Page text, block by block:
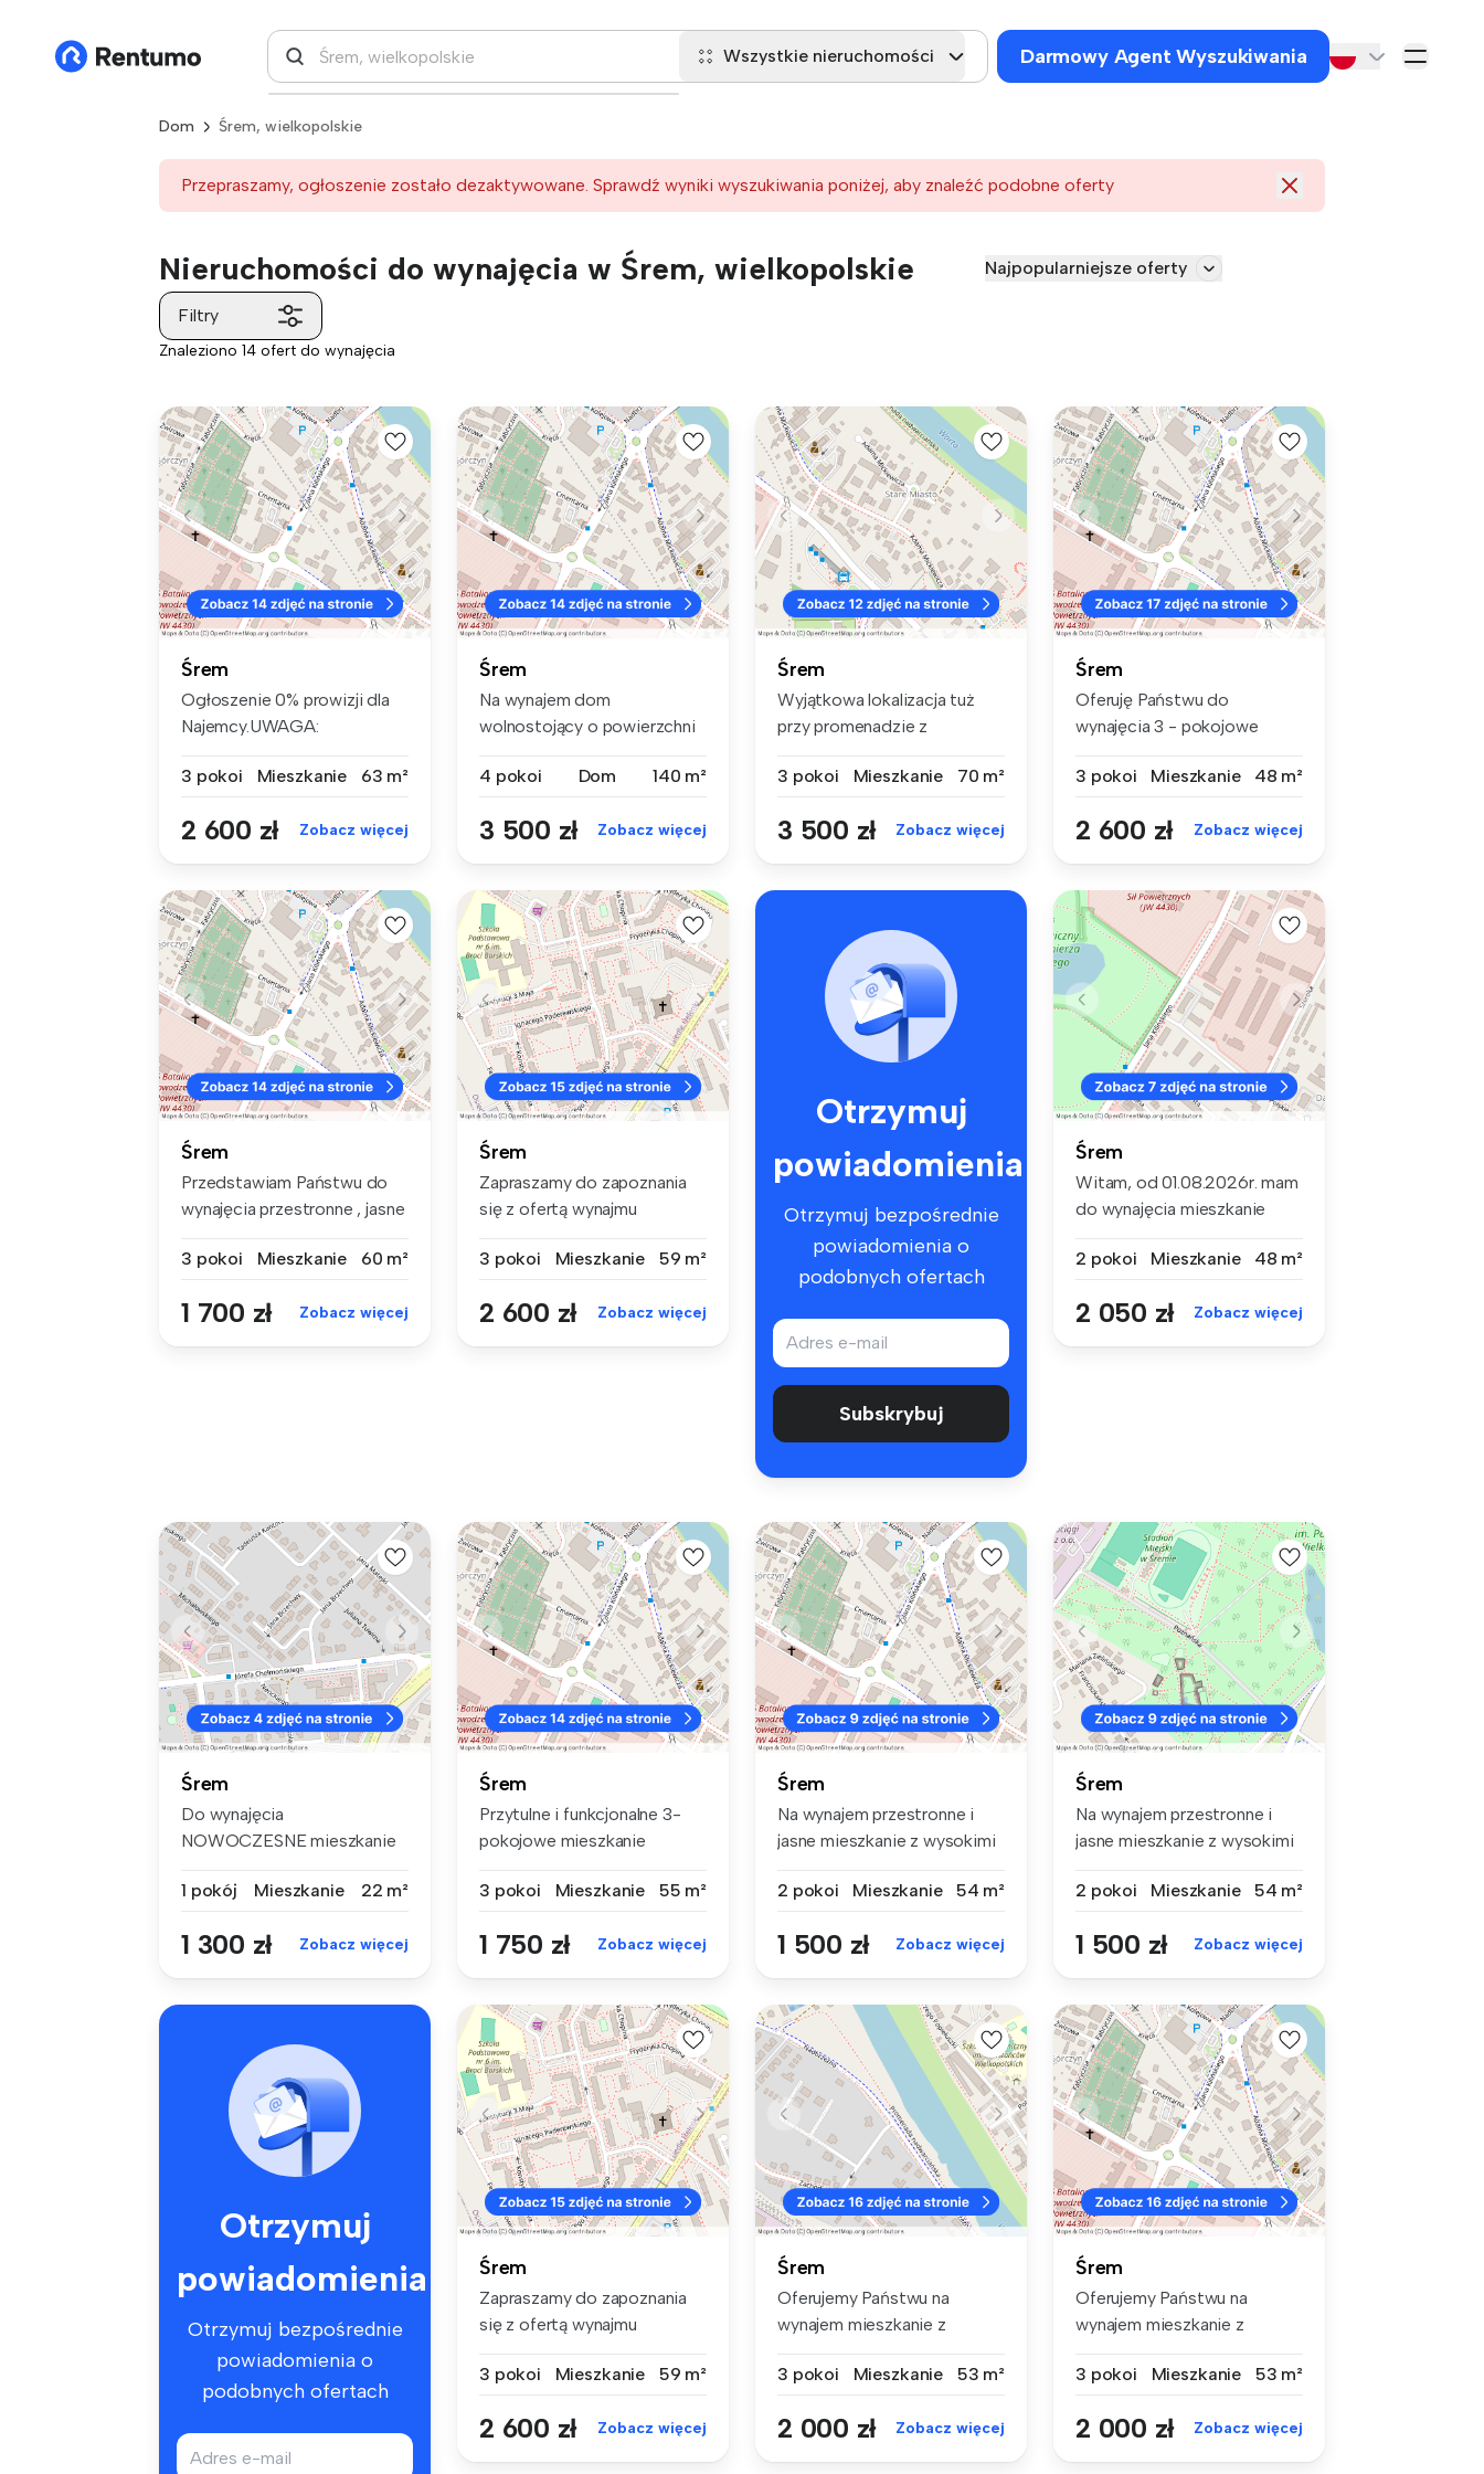
Wszystkie nieruchomości Darmowy Agent Wyszukiwania
Dom Śrem, wielkopolskie
Przepraszamy, ogłoszenie zostało dezaktywowane. Sprawdź wyniki wyszukiwania poniżej, aby znaleźć podobne oferty
Nieruchomości do wynajęcia w Śrem, wielkopolskie Najpopularniejsze oferty
Filtry
Znaleziono 14 ofert do wynajęcia
Śrem
Ogłoszenie 0% prowizji dla
Najemcy.UWAGA:
3 pokoi
Mieszkanie 63 m²
2 600 zł Zobacz więcej
Śrem
Na wynajem dom
wolnostojący o powierzchni
4 pokoi
Dom 140 m²
3 500 zł Zobacz więcej
Śrem
Wyjątkowa lokalizacja tuż
przy promenadzie z
3 pokoi
Mieszkanie 70 m²
3 500 zł Zobacz więcej
Śrem
Oferuję Państwu do
wynajęcia 3 - pokojowe
3 pokoi
Mieszkanie 48 m²
2 600 zł Zobacz więcej
Śrem
Przedstawiam Państwu do
wynajęcia przestronne , jasne
3 pokoi
Mieszkanie 60 m²
1 700 zł Zobacz więcej
Śrem
Zapraszamy do zapoznania
się z ofertą wynajmu
3 pokoi
Mieszkanie 59 m²
2 600 zł Zobacz więcej
Otrzymuj
powiadomienia
Otrzymuj bezpośrednie
powiadomienia o
podobnych ofertach
Subskrybuj
Śrem
Witam, od 01.08.2026r. mam
do wynajęcia mieszkanie
2 pokoi
Mieszkanie 48 m²
2 050 zł Zobacz więcej
Śrem
Do wynajęcia
NOWOCZESNE mieszkanie
1 pokój
Mieszkanie 22 m²
1 300 zł Zobacz więcej
Śrem
Przytulne i funkcjonalne 3-
pokojowe mieszkanie
3 pokoi
Mieszkanie 55 m²
1 750 zł Zobacz więcej
Śrem
Na wynajem przestronne i
jasne mieszkanie z wysokimi
2 pokoi
Mieszkanie 54 m²
1 500 zł Zobacz więcej
Śrem
Na wynajem przestronne i
jasne mieszkanie z wysokimi
2 pokoi
Mieszkanie 54 m²
1 500 zł Zobacz więcej
Otrzymuj
powiadomienia
Otrzymuj bezpośrednie
powiadomienia o
podobnych ofertach
Śrem
Zapraszamy do zapoznania
się z ofertą wynajmu
3 pokoi
Mieszkanie 59 m²
2 600 zł Zobacz więcej
Śrem
Oferujemy Państwu na
wynajem mieszkanie z
3 pokoi
Mieszkanie 53 m²
2 000 zł Zobacz więcej
Śrem
Oferujemy Państwu na
wynajem mieszkanie z
3 pokoi
Mieszkanie 53 m²
2 000 zł Zobacz więcej